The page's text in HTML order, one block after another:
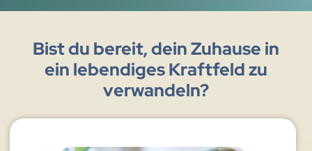
Bist du bereit, dein Zuhause in
ein lebendiges Kraftfeld zu
verwandeln?